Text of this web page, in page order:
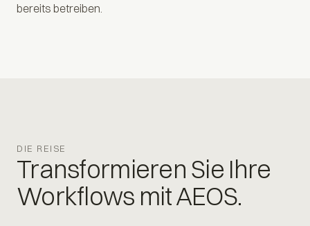
bereits betreiben.
DIE REISE
Transformieren Sie Ihre
Workflows mit AEOS.